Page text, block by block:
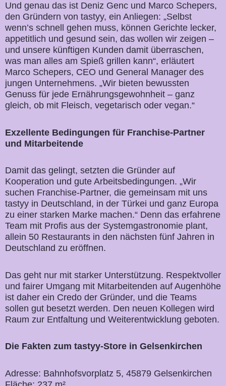
Und genau das ist Deniz Genc und Marco Schepers,
den Gründern von tastyy, ein Anliegen: „Selbst
wenn’s schnell gehen muss, können Gerichte lecker,
appetitlich und gesund sein, das wollen wir zeigen –
und unsere künftigen Kunden damit überraschen,
was man alles am Spieß grillen kann“, erläutert
Marco Schepers, CEO und General Manager des
jungen Unternehmens. „Wir bieten bewussten
Genuss für jede Ernährungsgewohnheit – ganz
gleich, ob mit Fleisch, vegetarisch oder vegan.“
Exzellente Bedingungen für Franchise-Partner
und Mitarbeitende
Damit das gelingt, setzten die Gründer auf
Kooperation und gute Arbeitsbedingungen. „Wir
suchen Franchise-Partner, die gemeinsam mit uns
tastyy in Deutschland, in der Türkei und ganz Europa
zu einer starken Marke machen.“ Denn das erfahrene
Team mit Profis aus der Systemgastronomie plant,
allein 50 Restaurants in den nächsten fünf Jahren in
Deutschland zu eröffnen.
Das geht nur mit starker Unterstützung. Respektvoller
und fairer Umgang mit Mitarbeitenden auf Augenhöhe
ist daher ein Credo der Gründer, und die Teams
sollen gut besetzt werden. Den neuen Kollegen wird
Raum zur Entfaltung und Weiterentwicklung geboten.
Die Fakten zum tastyy-Store in Gelsenkirchen
Adresse: Bahnhofsvorplatz 5, 45879 Gelsenkirchen